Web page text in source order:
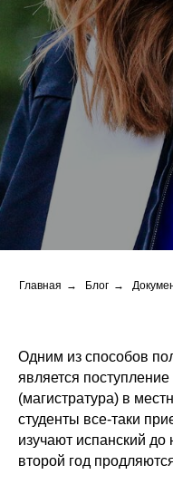
Главная → Блог →
Одним из способов
является
(магистратура) в
студенты все-таки
изучают испанский
второй год